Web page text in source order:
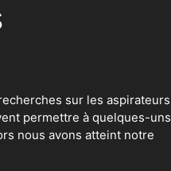
sur les aspirateurs
permettre à quelques-uns
nous avons atteint notre